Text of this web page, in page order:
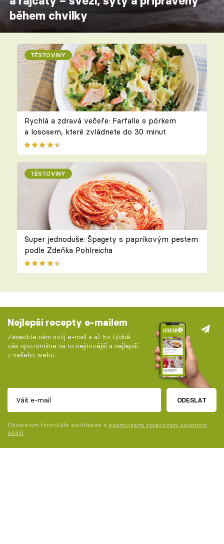
během chvilky
TĚSTOVINY
Rychlá a zdravá večeře: Farfalle s pórkem
a lososem, které zvládnete do 30 minut
TĚSTOVINY
Super jednoduše: Špagety s paprikovým pestem
podle Zdeňka Pohlreicha
Nejlepší recepty e-mailem
Zanechte nám svůj e-mail a až 5x týdně
vás upozorníme na to nejnovější a nejlepší
z našeho webu.
ODESLAT
Odesláním formuláře souhlasíte s podmínkami zpracování osobních
údajů